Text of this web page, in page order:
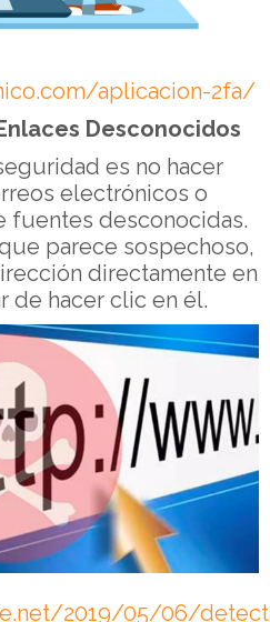
aplicacion-2fa/
Desconocidos
es no hacer
electrónicos o
fuentes desconocidas.
parece sospechoso,
directamente en
de hacer clic en él.
2019/05/06/